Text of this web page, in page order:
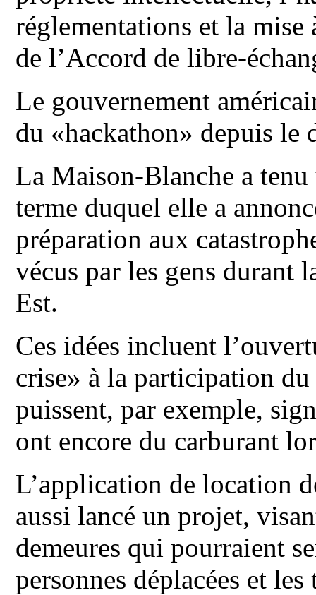
réglementations et la mise
de l’Accord de libre-
Le gouvernement
du «hackathon» depuis le
La Maison-Blanche a
terme duquel elle a
préparation aux
vécus par les gens durant
Est.
Ces idées incluent
crise» à la participation
puissent, par exemple,
ont encore du carburant
L’application de location
aussi lancé un projet,
demeures qui pourraient
personnes déplacées et